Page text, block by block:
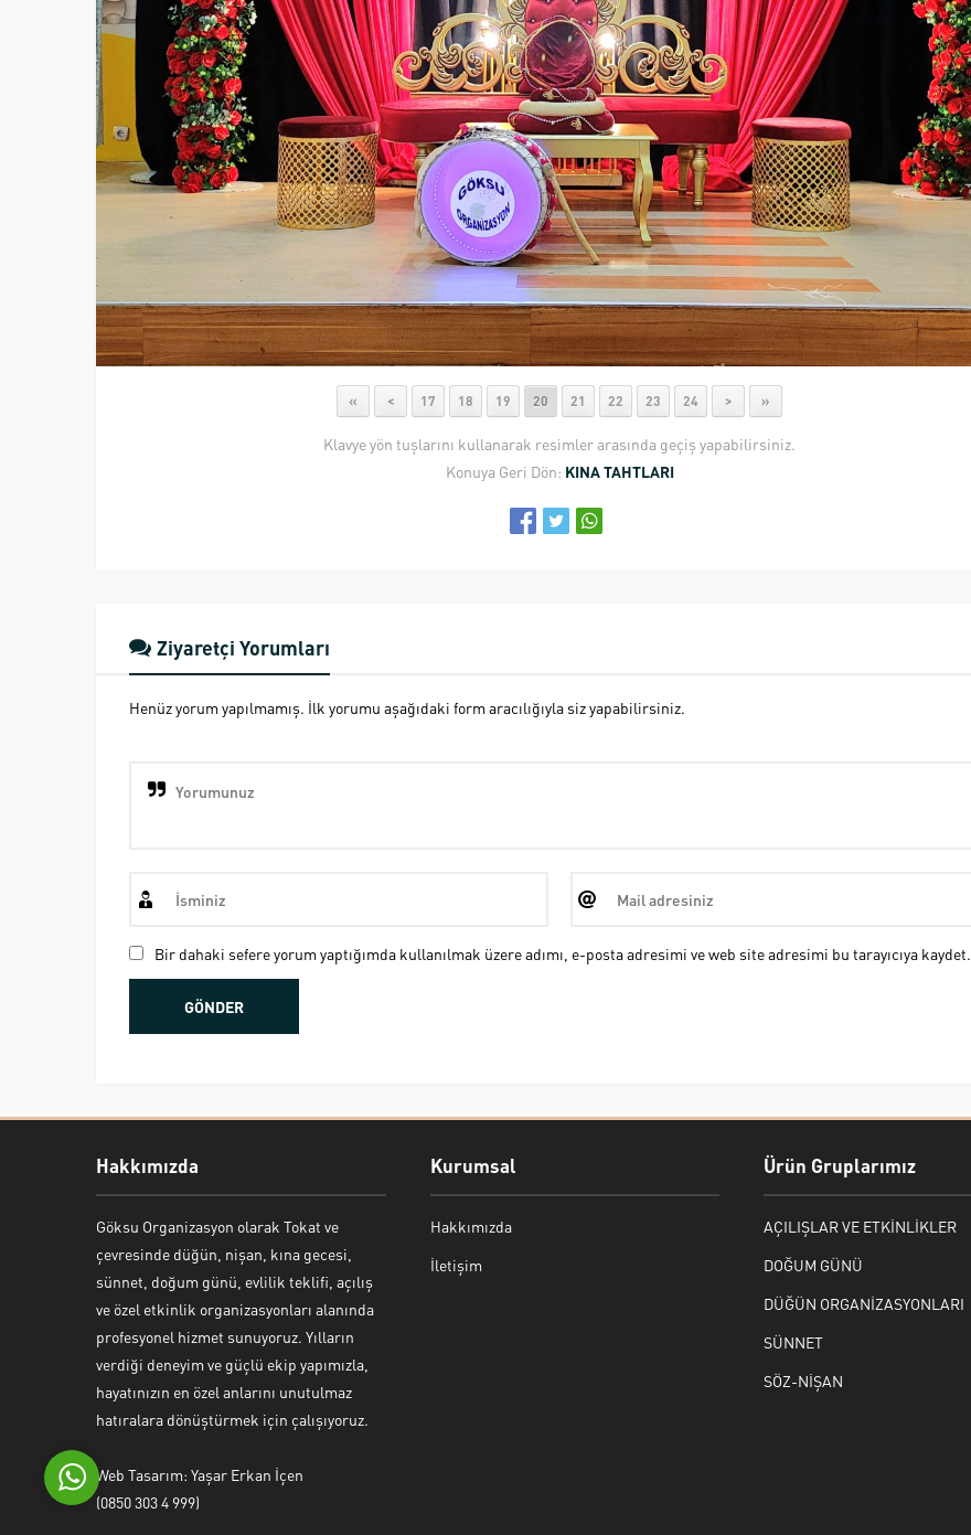
« < 17 18 19 20 21 22 23 24 > »
Klavye yön tuşlarını kullanarak resimler arasında geçiş yapabilirsiniz.
Konuya Geri Dön: KINA TAHTLARI
Ziyaretçi Yorumları
Henüz yorum yapılmamış. İlk yorumu aşağıdaki form aracılığıyla siz yapabilirsiniz.
Bir dahaki sefere yorum yaptığımda kullanılmak üzere adımı, e-posta adresimi ve web site adresimi bu tarayıcıya kaydet.
Hakkımızda
Göksu Organizasyon olarak Tokat ve
çevresinde düğün, nişan, kına gecesi,
sünnet, doğum günü, evlilik teklifi, açılış
ve özel etkinlik organizasyonları alanında
profesyonel hizmet sunuyoruz. Yılların
verdiği deneyim ve güçlü ekip yapımızla,
hayatınızın en özel anlarını unutulmaz
hatıralara dönüştürmek için çalışıyoruz.
Web Tasarım: Yaşar Erkan İçen
(0850 303 4 999)
Kurumsal
Hakkımızda
İletişim
Ürün Gruplarımız
AÇILIŞLAR VE ETKİNLİKLER
DOĞUM GÜNÜ
DÜĞÜN ORGANİZASYONLARI
SÜNNET
SÖZ-NİŞAN
Bekir Kiper
Cevap Yaz